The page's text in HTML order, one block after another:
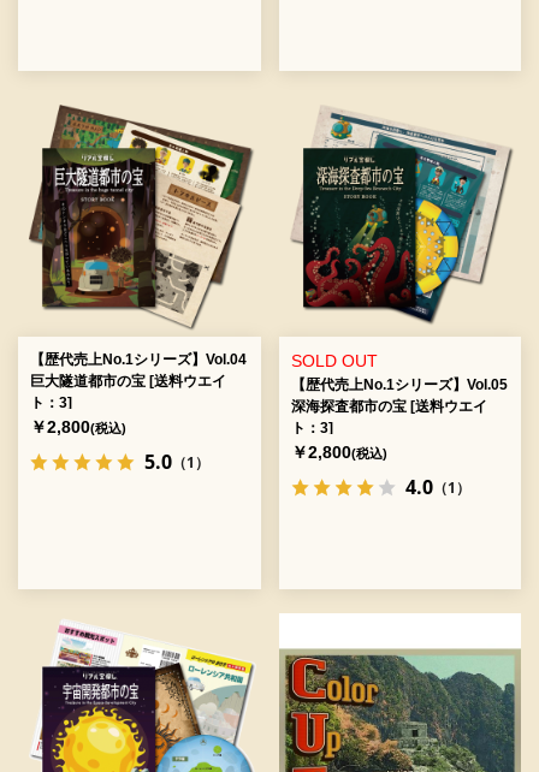
【歴代売上No.1シリーズ】Vol.04
巨大隧道都市の宝 [送料ウエイ
ト：3]
￥2,800(税込)
5.0 （1）
SOLD OUT
【歴代売上No.1シリーズ】Vol.05
深海探査都市の宝 [送料ウエイ
ト：3]
￥2,800(税込)
4.0（1）